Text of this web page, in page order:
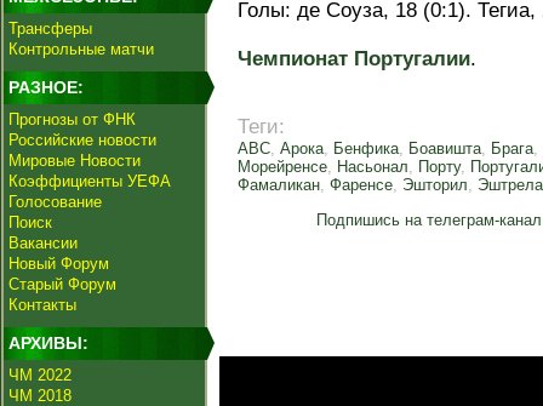
Трансферы
Контрольные матчи
РАЗНОЕ:
Прогнозы от ФНК
Российские новости
Мировые Новости
Коэффициенты УЕФА
Голосование
Поиск
Вакансии
Новый Форум
Старый Форум
Контакты
АРХИВЫ:
ЧМ 2022
ЧМ 2018
Голы: де Соуза, 18 (0:1).
Чемпионат Португалии.
Теги:
АВС, Арока, Бенфика, Боавишта, Брага,
Морейренсе, Насьонал, Порту,
Фамаликан, Фаренсе, Эшторил, Эштрела
Подпишись на телеграм-